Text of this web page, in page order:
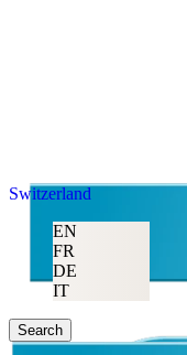
Switzerland
EN
FR
DE
IT
Search